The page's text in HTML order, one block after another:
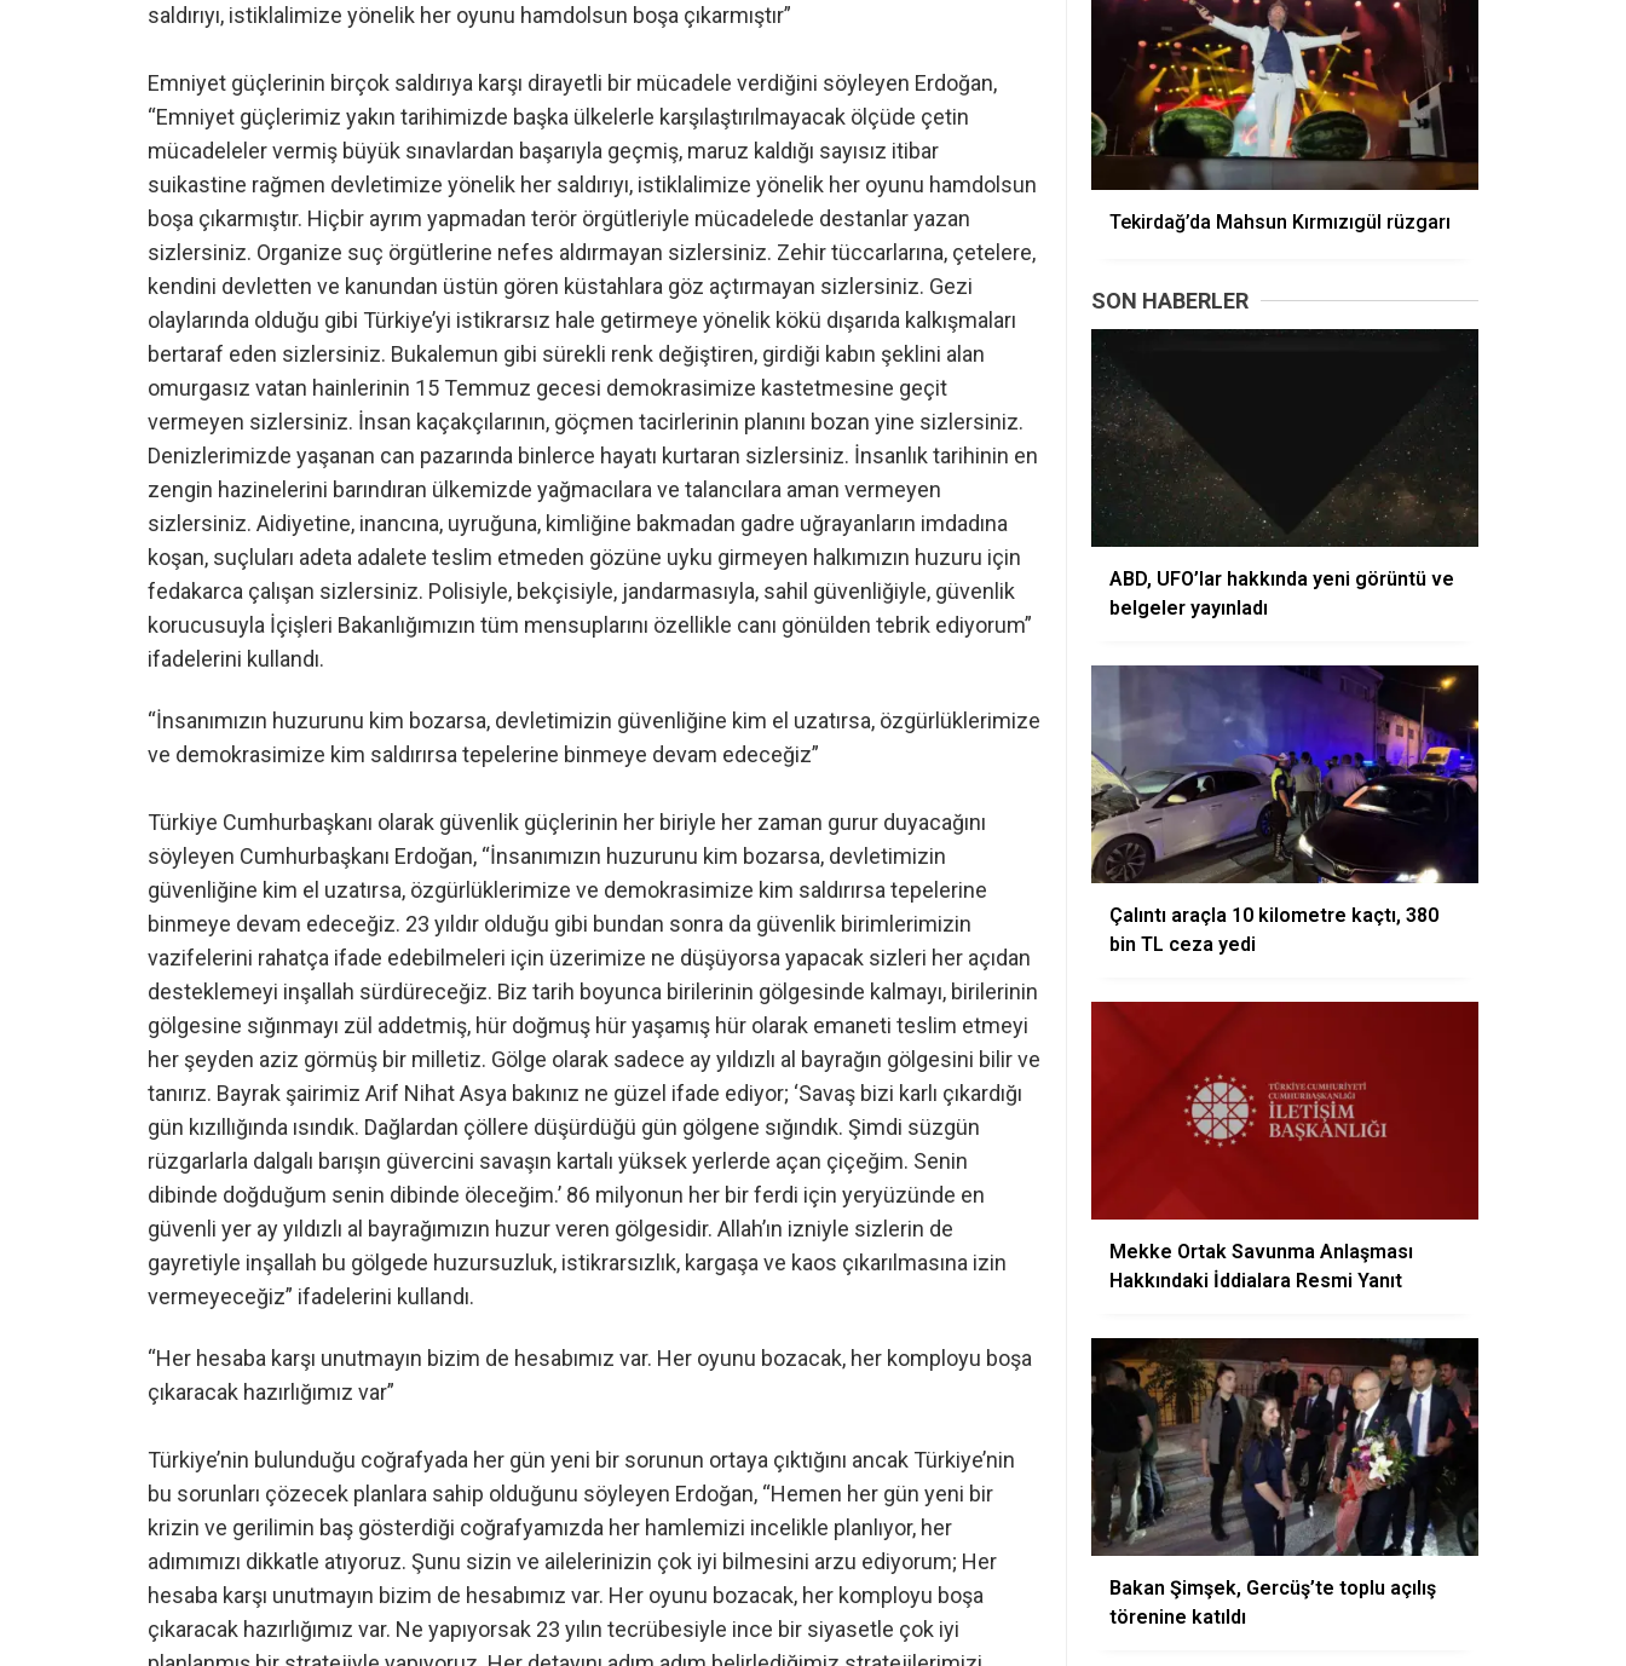
saldırıyı, istiklalimize yönelik her oyunu hamdolsun boşa çıkarmıştır”
Emniyet güçlerinin birçok saldırıya karşı dirayetli bir mücadele verdiğini söyleyen Erdoğan,
“Emniyet güçlerimiz yakın tarihimizde başka ülkelerle karşılaştırılmayacak ölçüde çetin
mücadeleler vermiş büyük sınavlardan başarıyla geçmiş, maruz kaldığı sayısız itibar
suikastine rağmen devletimize yönelik her saldırıyı, istiklalimize yönelik her oyunu hamdolsun
boşa çıkarmıştır. Hiçbir ayrım yapmadan terör örgütleriyle mücadelede destanlar yazan
sizlersiniz. Organize suç örgütlerine nefes aldırmayan sizlersiniz. Zehir tüccarlarına, çetelere,
kendini devletten ve kanundan üstün gören küstahlara göz açtırmayan sizlersiniz. Gezi
olaylarında olduğu gibi Türkiye’yi istikrarsız hale getirmeye yönelik kökü dışarıda kalkışmaları
bertaraf eden sizlersiniz. Bukalemun gibi sürekli renk değiştiren, girdiği kabın şeklini alan
omurgasız vatan hainlerinin 15 Temmuz gecesi demokrasimize kastetmesine geçit
vermeyen sizlersiniz. İnsan kaçakçılarının, göçmen tacirlerinin planını bozan yine sizlersiniz.
Denizlerimizde yaşanan can pazarında binlerce hayatı kurtaran sizlersiniz. İnsanlık tarihinin en
zengin hazinelerini barındıran ülkemizde yağmacılara ve talancılara aman vermeyen
sizlersiniz. Aidiyetine, inancına, uyruğuna, kimliğine bakmadan gadre uğrayanların imdadına
koşan, suçluları adeta adalete teslim etmeden gözüne uyku girmeyen halkımızın huzuru için
fedakarca çalışan sizlersiniz. Polisiyle, bekçisiyle, jandarmasıyla, sahil güvenliğiyle, güvenlik
korucusuyla İçişleri Bakanlığımızın tüm mensuplarını özellikle canı gönülden tebrik ediyorum”
ifadelerini kullandı.
“İnsanımızın huzurunu kim bozarsa, devletimizin güvenliğine kim el uzatırsa, özgürlüklerimize
ve demokrasimize kim saldırırsa tepelerine binmeye devam edeceğiz”
Türkiye Cumhurbaşkanı olarak güvenlik güçlerinin her biriyle her zaman gurur duyacağını
söyleyen Cumhurbaşkanı Erdoğan, “İnsanımızın huzurunu kim bozarsa, devletimizin
güvenliğine kim el uzatırsa, özgürlüklerimize ve demokrasimize kim saldırırsa tepelerine
binmeye devam edeceğiz. 23 yıldır olduğu gibi bundan sonra da güvenlik birimlerimizin
vazifelerini rahatça ifade edebilmeleri için üzerimize ne düşüyorsa yapacak sizleri her açıdan
desteklemeyi inşallah sürdüreceğiz. Biz tarih boyunca birilerinin gölgesinde kalmayı, birilerinin
gölgesine sığınmayı zül addetmiş, hür doğmuş hür yaşamış hür olarak emaneti teslim etmeyi
her şeyden aziz görmüş bir milletiz. Gölge olarak sadece ay yıldızlı al bayrağın gölgesini bilir ve
tanırız. Bayrak şairimiz Arif Nihat Asya bakınız ne güzel ifade ediyor; ‘Savaş bizi karlı çıkardığı
gün kızıllığında ısındık. Dağlardan çöllere düşürdüğü gün gölgene sığındık. Şimdi süzgün
rüzgarlarla dalgalı barışın güvercini savaşın kartalı yüksek yerlerde açan çiçeğim. Senin
dibinde doğduğum senin dibinde öleceğim.’ 86 milyonun her bir ferdi için yeryüzünde en
güvenli yer ay yıldızlı al bayrağımızın huzur veren gölgesidir. Allah’ın izniyle sizlerin de
gayretiyle inşallah bu gölgede huzursuzluk, istikrarsızlık, kargaşa ve kaos çıkarılmasına izin
vermeyeceğiz” ifadelerini kullandı.
“Her hesaba karşı unutmayın bizim de hesabımız var. Her oyunu bozacak, her komployu boşa
çıkaracak hazırlığımız var”
Türkiye’nin bulunduğu coğrafyada her gün yeni bir sorunun ortaya çıktığını ancak Türkiye’nin
bu sorunları çözecek planlara sahip olduğunu söyleyen Erdoğan, “Hemen her gün yeni bir
krizin ve gerilimin baş gösterdiği coğrafyamızda her hamlemizi incelikle planlıyor, her
adımımızı dikkatle atıyoruz. Şunu sizin ve ailelerinizin çok iyi bilmesini arzu ediyorum; Her
hesaba karşı unutmayın bizim de hesabımız var. Her oyunu bozacak, her komployu boşa
çıkaracak hazırlığımız var. Ne yapıyorsak 23 yılın tecrübesiyle ince bir siyasetle çok iyi
Tekirdağ’da Mahsun Kırmızıgül rüzgarı
SON HABERLER
ABD, UFO’lar hakkında yeni görüntü ve
belgeler yayınladı
Çalıntı araçla 10 kilometre kaçtı, 380
bin TL ceza yedi
Mekke Ortak Savunma Anlaşması
Hakkındaki İddialara Resmi Yanıt
Bakan Şimşek, Gercüş’te toplu açılış
törenine katıldı